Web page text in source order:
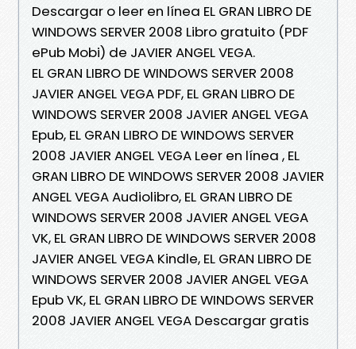
Descargar o leer en línea EL GRAN LIBRO DE
WINDOWS SERVER 2008 Libro gratuito (PDF
ePub Mobi) de JAVIER ANGEL VEGA.
EL GRAN LIBRO DE WINDOWS SERVER 2008
JAVIER ANGEL VEGA PDF, EL GRAN LIBRO DE
WINDOWS SERVER 2008 JAVIER ANGEL VEGA
Epub, EL GRAN LIBRO DE WINDOWS SERVER
2008 JAVIER ANGEL VEGA Leer en línea , EL
GRAN LIBRO DE WINDOWS SERVER 2008 JAVIER
ANGEL VEGA Audiolibro, EL GRAN LIBRO DE
WINDOWS SERVER 2008 JAVIER ANGEL VEGA
VK, EL GRAN LIBRO DE WINDOWS SERVER 2008
JAVIER ANGEL VEGA Kindle, EL GRAN LIBRO DE
WINDOWS SERVER 2008 JAVIER ANGEL VEGA
Epub VK, EL GRAN LIBRO DE WINDOWS SERVER
2008 JAVIER ANGEL VEGA Descargar gratis